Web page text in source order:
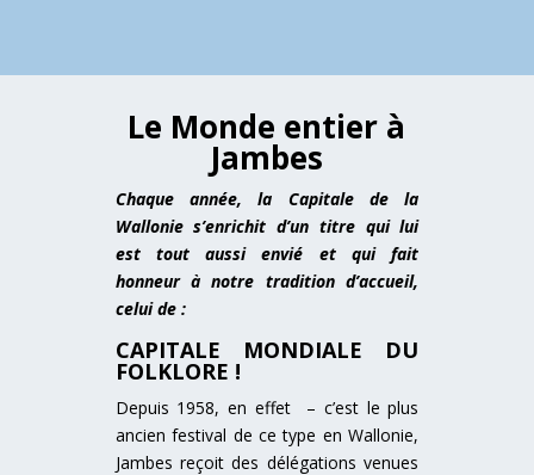
Le Monde entier à
Jambes
Chaque année, la Capitale de la
Wallonie s’enrichit d’un titre qui lui
est tout aussi envié et qui fait
honneur à notre tradition d’accueil,
celui de :
CAPITALE MONDIALE DU
FOLKLORE !
Depuis 1958, en effet – c’est le plus
ancien festival de ce type en Wallonie,
Jambes reçoit des délégations venues